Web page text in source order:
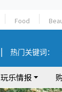
Food
热门关键词：
玩乐情报